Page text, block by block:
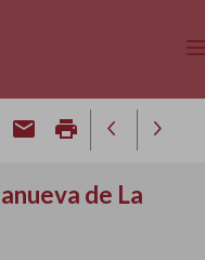
email print
de La